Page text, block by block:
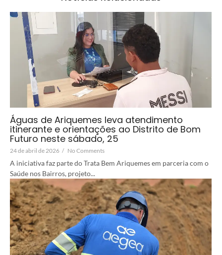
Águas de Ariquemes leva atendimento
itinerante e orientações ao Distrito de Bom
Futuro neste sábado, 25
24 de abril de 2026 / No Comments
A iniciativa faz parte do Trata Bem Ariquemes em parceria com o
Saúde nos Bairros, projeto...